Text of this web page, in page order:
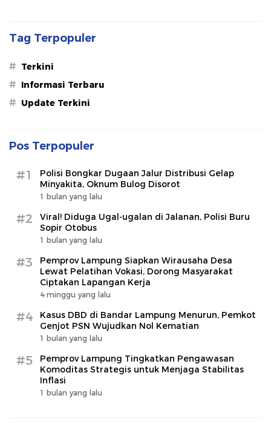
Tag Terpopuler
# Terkini
# Informasi Terbaru
# Update Terkini
Pos Terpopuler
#1
Polisi Bongkar Dugaan Jalur Distribusi Gelap
Minyakita, Oknum Bulog Disorot
1 bulan yang lalu
#2
Viral! Diduga Ugal-ugalan di Jalanan, Polisi Buru
Sopir Otobus
1 bulan yang lalu
#3
Pemprov Lampung Siapkan Wirausaha Desa
Lewat Pelatihan Vokasi, Dorong Masyarakat
Ciptakan Lapangan Kerja
4 minggu yang lalu
#4
Kasus DBD di Bandar Lampung Menurun, Pemkot
Genjot PSN Wujudkan Nol Kematian
1 bulan yang lalu
#5
Pemprov Lampung Tingkatkan Pengawasan
Komoditas Strategis untuk Menjaga Stabilitas
Inflasi
1 bulan yang lalu